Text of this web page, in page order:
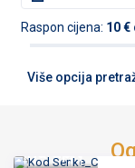
Raspon cijena: 10 €
Više opcija
na upit